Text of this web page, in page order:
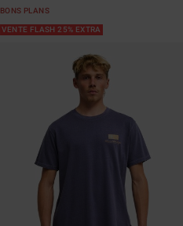
BONS PLANS
VENTE FLASH 25% EXTRA